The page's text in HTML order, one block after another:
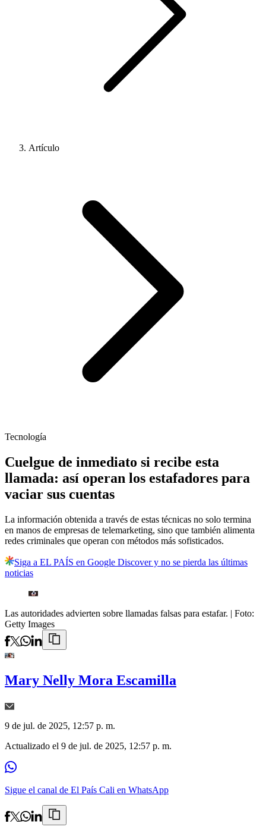
Artículo
Tecnología
Cuelgue de inmediato si recibe esta
llamada: así operan los estafadores para
vaciar sus cuentas
La información obtenida a través de estas técnicas no solo termina
en manos de empresas de telemarketing, sino que también alimenta
redes criminales que operan con métodos más sofisticados.
Siga a EL PAÍS en Google Discover y no se pierda las últimas
noticias
Las autoridades advierten sobre llamadas falsas para estafar. | Foto:
Getty Images
Mary Nelly Mora Escamilla
9 de jul. de 2025, 12:57 p. m.
Actualizado el 9 de jul. de 2025, 12:57 p. m.
Sigue el canal de El País Cali en WhatsApp